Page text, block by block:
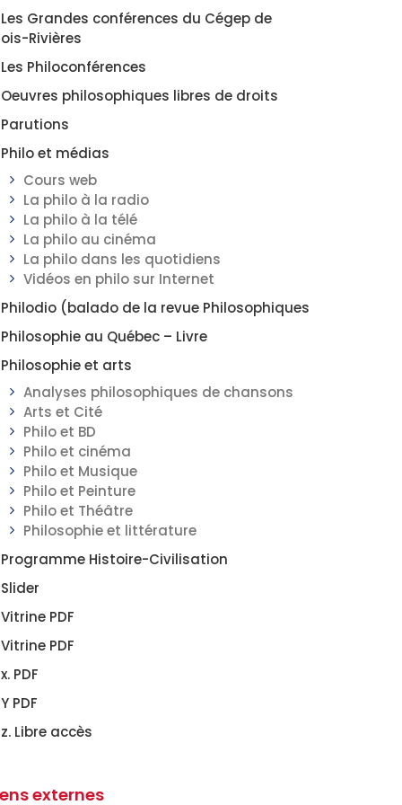
Les Grandes conférences du Cégep de
Rivières
Les Philoconférences
Oeuvres philosophiques libres de droits
Parutions
Philo et médias
Cours web
La philo à la radio
La philo à la télé
La philo au cinéma
La philo dans les quotidiens
Vidéos en philo sur Internet
Philodio (balado de la revue Philosophiques
Philosophie au Québec – Livre
Philosophie et arts
Analyses philosophiques de chansons
Arts et Cité
Philo et BD
Philo et cinéma
Philo et Musique
Philo et Peinture
Philo et Théâtre
Philosophie et littérature
Programme Histoire-Civilisation
Slider
Vitrine PDF
Vitrine PDF
x. PDF
Y PDF
z. Libre accès
externes